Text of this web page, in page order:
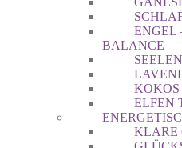
ENGEL
BALANCE
ELFEN
KLARE